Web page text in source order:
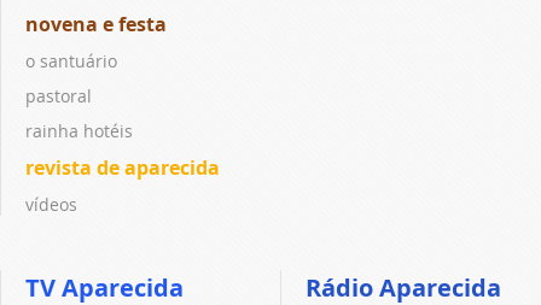
novena e festa
o santuário
pastoral
rainha hotéis
revista de aparecida
vídeos
TV Aparecida Rádio Aparecida